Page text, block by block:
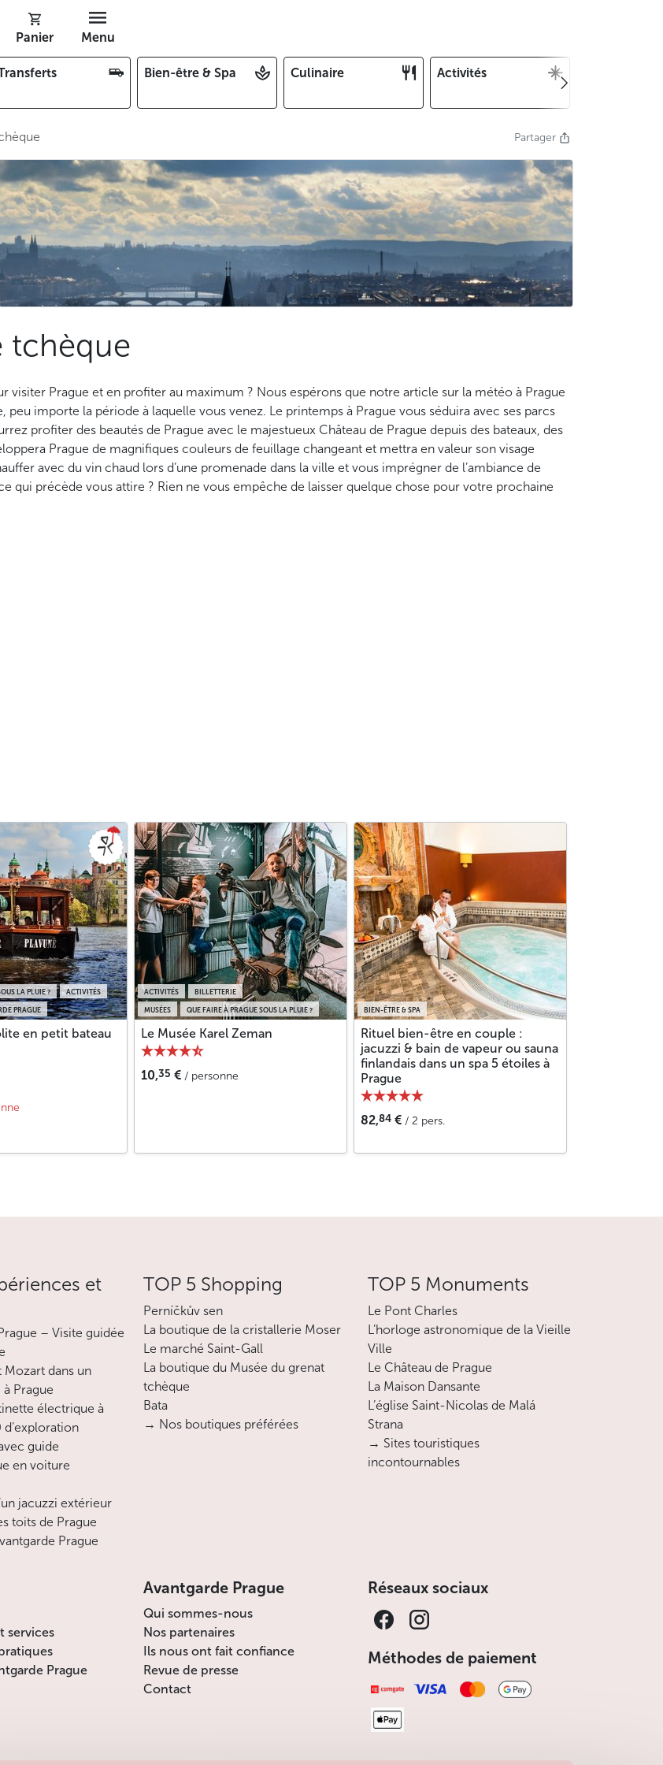
Panier Menu
Bien-être & Spa Culinaire Activités
Partager
tchèque
visiter Prague et en profiter au maximum ? Nous espérons que notre article sur la météo à Prague
peu importe la période à laquelle vous venez. Le printemps à Prague vous séduira avec ses parcs
profiter des beautés de Prague avec le majestueux Château de Prague depuis des bateaux, des
Prague de magnifiques couleurs de feuillage changeant et mettra en valeur son visage
avec du vin chaud lors d’une promenade dans la ville et vous imprégner de l’ambiance de
qui précède vous attire ? Rien ne vous empêche de laisser quelque chose pour votre prochaine
PRAGUE
LA PLUIE ? ACTIVITÉS
en petit bateau
MUSÉES QUE FAIRE À PRAGUE SOUS LA PLUIE ?
ACTIVITÉS BILLETTERIE
Le Musée Karel Zeman
10,35 € / personne
BIEN-ÊTRE & SPA
Rituel bien-être en couple :
jacuzzi & bain de vapeur ou sauna
finlandais dans un spa 5 étoiles à
Prague
82,84 € / 2 pers.
et
– Visite guidée
dans un
Prague
électrique à
d’exploration
guide
en voiture
jacuzzi extérieur
toits de Prague
Prague
TOP 5 Shopping
Perníčkův sen
La boutique de la cristallerie Moser
Le marché Saint-Gall
La boutique du Musée du grenat
tchèque
Bata
→ Nos boutiques préférées
TOP 5 Monuments
Le Pont Charles
L’horloge astronomique de la Vieille
Ville
Le Château de Prague
La Maison Dansante
L’église Saint-Nicolas de Malá
Strana
→ Sites touristiques
incontournables
services
Prague
Avantgarde Prague
Qui sommes-nous
Nos partenaires
Ils nous ont fait confiance
Revue de presse
Contact
Réseaux sociaux
Méthodes de paiement